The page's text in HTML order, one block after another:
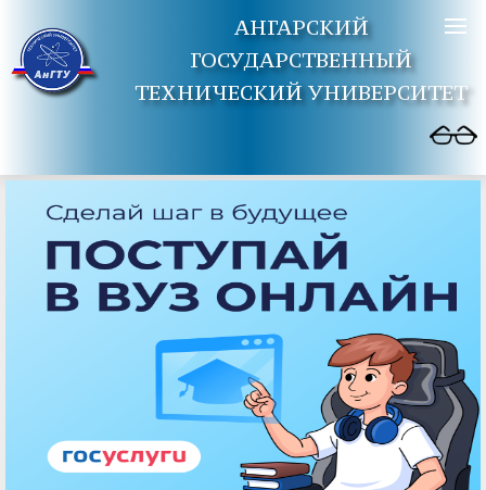
АНГАРСКИЙ
ГОСУДАРСТВЕННЫЙ
ТЕХНИЧЕСКИЙ УНИВЕРСИТЕТ